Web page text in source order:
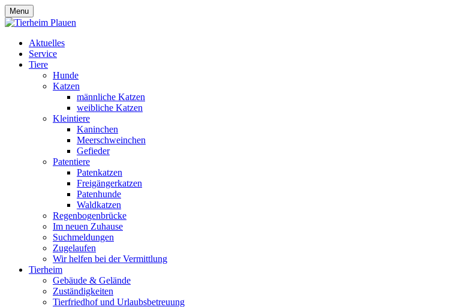
Menu
Aktuelles
Service
Tiere
Hunde
Katzen
männliche Katzen
weibliche Katzen
Kleintiere
Kaninchen
Meerschweinchen
Gefieder
Patentiere
Patenkatzen
Freigängerkatzen
Patenhunde
Waldkatzen
Regenbogenbrücke
Im neuen Zuhause
Suchmeldungen
Zugelaufen
Wir helfen bei der Vermittlung
Tierheim
Gebäude & Gelände
Zuständigkeiten
Tierfriedhof und Urlaubsbetreuung